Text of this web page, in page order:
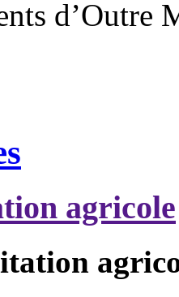
d’Outre
agricole